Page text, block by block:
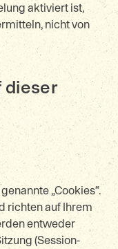
aktiviert ist,
nicht von
dieser
„Cookies“.
richten auf Ihrem
entweder
(Session-